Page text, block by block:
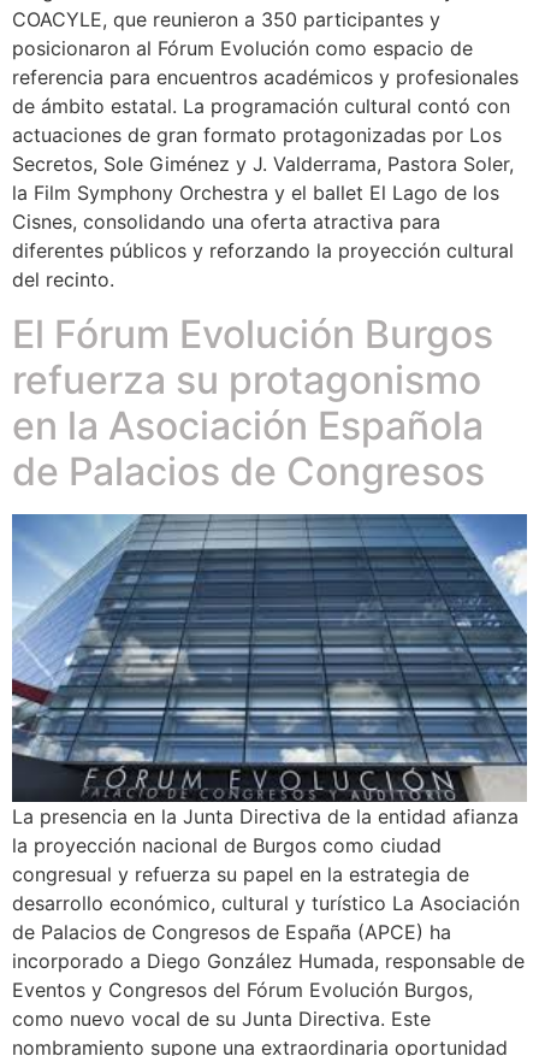
COACYLE, que reunieron a 350 participantes y
posicionaron al Fórum Evolución como espacio de
referencia para encuentros académicos y profesionales
de ámbito estatal. La programación cultural contó con
actuaciones de gran formato protagonizadas por Los
Secretos, Sole Giménez y J. Valderrama, Pastora Soler,
la Film Symphony Orchestra y el ballet El Lago de los
Cisnes, consolidando una oferta atractiva para
diferentes públicos y reforzando la proyección cultural
del recinto.
El Fórum Evolución Burgos
refuerza su protagonismo
en la Asociación Española
de Palacios de Congresos
La presencia en la Junta Directiva de la entidad afianza
la proyección nacional de Burgos como ciudad
congresual y refuerza su papel en la estrategia de
desarrollo económico, cultural y turístico La Asociación
de Palacios de Congresos de España (APCE) ha
incorporado a Diego González Humada, responsable de
Eventos y Congresos del Fórum Evolución Burgos,
como nuevo vocal de su Junta Directiva. Este
nombramiento supone una extraordinaria oportunidad